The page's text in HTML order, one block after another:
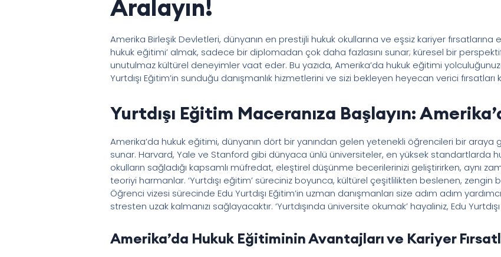
Aralayın!
Amerika Birleşik Devletleri, dünyanın en prestijli hukuk okullarına ve eşsiz kariyer fırsatlarına
hukuk eğitimi’ almak, sadece bir diplomadan çok daha fazlasını sunar; küresel bir
unutulmaz kültürel deneyimler vaat eder. Bu yazıda, Amerika’da hukuk eğitimi
Yurtdışı Eğitim’in sunduğu danışmanlık hizmetlerini ve sizi bekleyen heyecan verici
Yurtdışı Eğitim Maceranıza Başlayın:
Amerika’da hukuk eğitimi, dünyanın dört bir yanından gelen yetenekli öğrencileri bir
sunar. Harvard, Yale ve Stanford gibi dünyaca ünlü üniversiteler, en yüksek standartlarda
okulların sağladığı kapsamlı müfredat, eleştirel düşünme becerilerinizi geliştirirken, aynı
teoriyi harmanlar. ‘Yurtdışı eğitim’ süreciniz boyunca, kültürel çeşitlilikten beslenen, zengin
Öğrenci vizesi sürecinde Edu Yurtdışı Eğitim’in uzman danışmanları size adım adım
stresten uzak kalmanızı sağlayacaktır. ‘Yurtdışında üniversite okumak’ hayaliniz, Edu
Amerika’da Hukuk Eğitiminin Avantajları ve Kariyer